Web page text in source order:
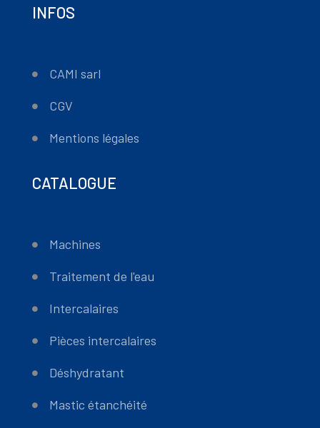
INFOS
CAMI sarl
CGV
Mentions légales
CATALOGUE
Machines
Traitement de l'eau
Intercalaires
Pièces intercalaires
Déshydratant
Mastic étanchéité